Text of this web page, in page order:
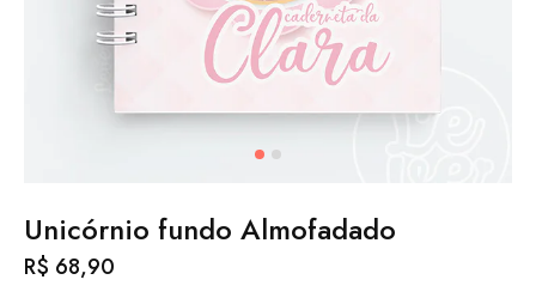
Unicórnio fundo Almofadado
R$ 68,90